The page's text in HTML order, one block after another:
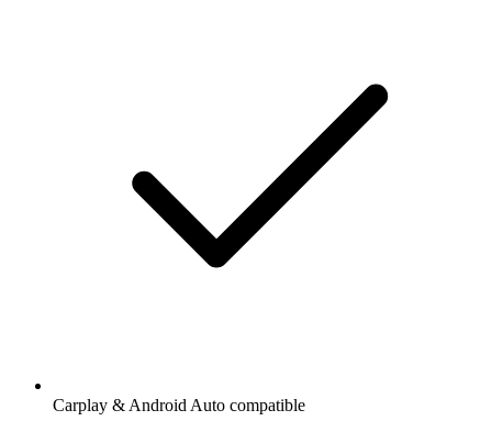
Carplay & Android Auto compatible